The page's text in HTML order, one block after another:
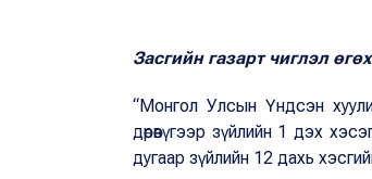
Засгийн газарт чиглэл
“Монгол Улсын Үндсэн
дөрөвүгээр зүйлийн 1 дэх
дугаар зүйлийн 12 дахь